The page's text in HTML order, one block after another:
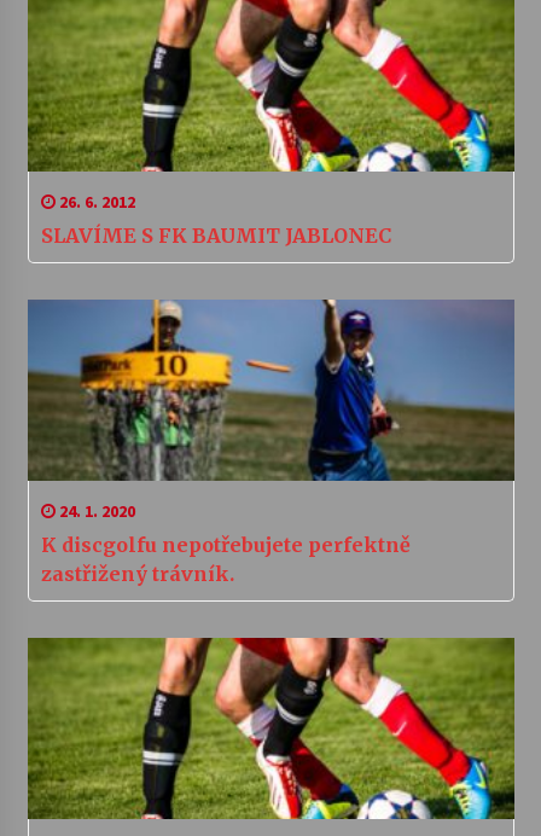
26. 6. 2012
SLAVÍME S FK BAUMIT JABLONEC
24. 1. 2020
K discgolfu nepotřebujete perfektně
zastřižený trávník.